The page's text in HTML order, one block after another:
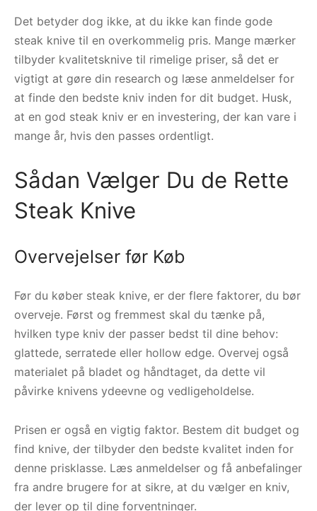
Det betyder dog ikke, at du ikke kan finde gode
steak knive til en overkommelig pris. Mange mærker
tilbyder kvalitetsknive til rimelige priser, så det er
vigtigt at gøre din research og læse anmeldelser for
at finde den bedste kniv inden for dit budget. Husk,
at en god steak kniv er en investering, der kan vare i
mange år, hvis den passes ordentligt.
Sådan Vælger Du de Rette
Steak Knive
Overvejelser før Køb
Før du køber steak knive, er der flere faktorer, du bør
overveje. Først og fremmest skal du tænke på,
hvilken type kniv der passer bedst til dine behov:
glattede, serratede eller hollow edge. Overvej også
materialet på bladet og håndtaget, da dette vil
påvirke knivens ydeevne og vedligeholdelse.
Prisen er også en vigtig faktor. Bestem dit budget og
find knive, der tilbyder den bedste kvalitet inden for
denne prisklasse. Læs anmeldelser og få anbefalinger
fra andre brugere for at sikre, at du vælger en kniv,
der lever op til dine forventninger.